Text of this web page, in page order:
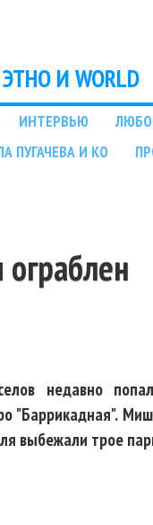
ЭТНО И WORLD
ИНТЕРВЬЮ
ПУГАЧЕВА И КО
недавно
"Баррикадная".
выбежали трое